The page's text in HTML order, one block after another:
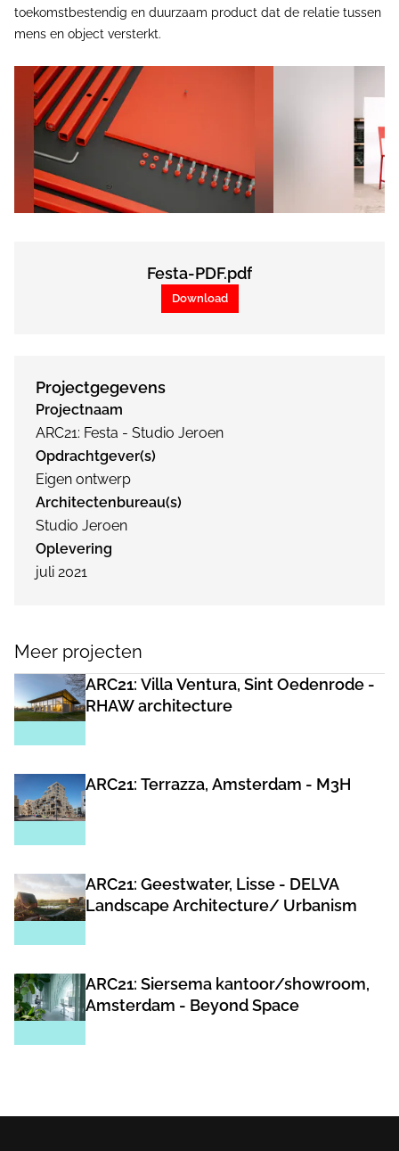
toekomstbestendig en duurzaam product dat de relatie tussen
mens en object versterkt.
Festa-PDF.pdf
Download
Projectgegevens
Projectnaam
ARC21: Festa - Studio Jeroen
Opdrachtgever(s)
Eigen ontwerp
Architectenbureau(s)
Studio Jeroen
Oplevering
juli 2021
Meer projecten
ARC21: Villa Ventura, Sint Oedenrode -
RHAW architecture
ARC21: Terrazza, Amsterdam - M3H
ARC21: Geestwater, Lisse - DELVA
Landscape Architecture/ Urbanism
ARC21: Siersema kantoor/showroom,
Amsterdam - Beyond Space